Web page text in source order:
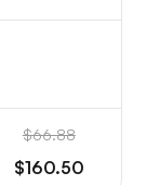
$66.88
$160.50